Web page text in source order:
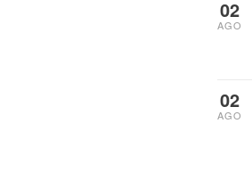
02
AGO
02
AGO